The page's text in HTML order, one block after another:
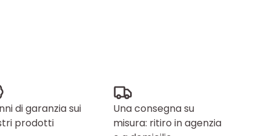
di garanzia sui
prodotti
Una consegna su
misura: ritiro in agenzia